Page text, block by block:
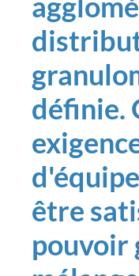
définie.
être
pouvoir